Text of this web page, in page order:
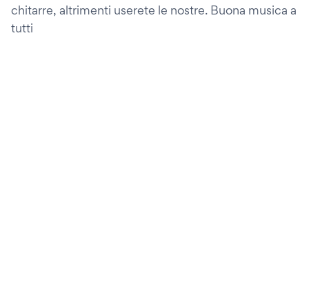
chitarre, altrimenti userete le nostre. Buona musica a
tutti